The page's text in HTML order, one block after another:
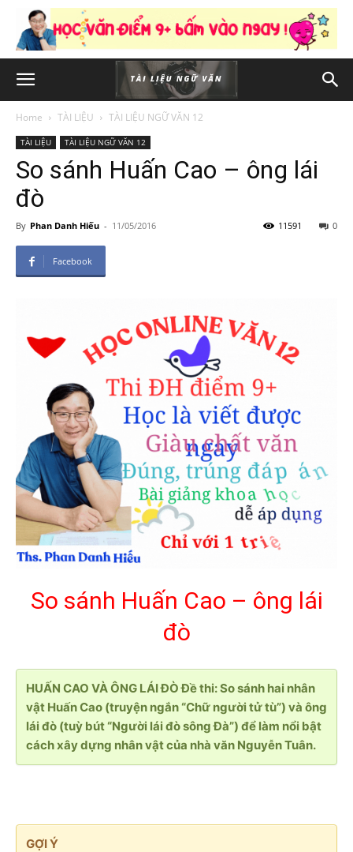
Home TÀI LIỆU TÀI LIỆU NGỮ VĂN 12
TÀI LIỆU TÀI LIỆU NGỮ VĂN 12
So sánh Huấn Cao – ông lái
đò
By Phan Danh Hiếu - 11/05/2016 0
11591
Facebook
So sánh Huấn Cao – ông lái
đò
HUẤN CAO VÀ ÔNG LÁI ĐÒ Đề thi: So sánh hai nhân
vật Huấn Cao (truyện ngắn “Chữ người tử tù”) và ông
lái đò (tuỳ bút “Người lái đò sông Đà”) để làm nổi bật
cách xây dựng nhân vật của nhà văn Nguyễn Tuân.
GỢI Ý